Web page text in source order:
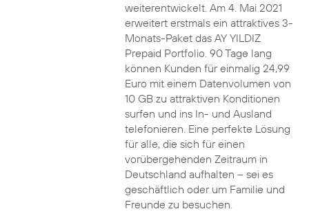
weiterentwickelt. Am 4. Mai 2021
erweitert erstmals ein attraktives 3-
Monats-Paket das AY YILDIZ
Prepaid Portfolio. 90 Tage lang
können Kunden für einmalig 24,99
Euro mit einem Datenvolumen von
10 GB zu attraktiven Konditionen
surfen und ins In- und Ausland
telefonieren. Eine perfekte Lösung
für alle, die sich für einen
vorübergehenden Zeitraum in
Deutschland aufhalten – sei es
geschäftlich oder um Familie und
Freunde zu besuchen.